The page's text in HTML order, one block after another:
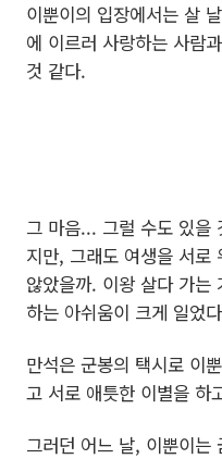
이뿐이의 입장에서는 살
에 이르러 사랑하는 사람
것 같다.
그 마음... 그럴 수도 있을
지만, 그래도 여생을 서로
않았을까. 이왕 살다 가는
하는 아쉬움이 크게 일었
만석은 군봉의 택시로 이
고 서로 애틋한 이별을 하
그러던 어느 날, 이뿐이는